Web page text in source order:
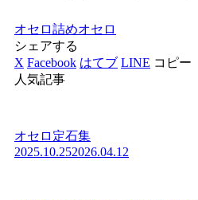
オセロ詰めオセロ
シェアする
X Facebook はてブ LINE コピー
人気記事
オセロ定石集
2025.10.252026.04.12